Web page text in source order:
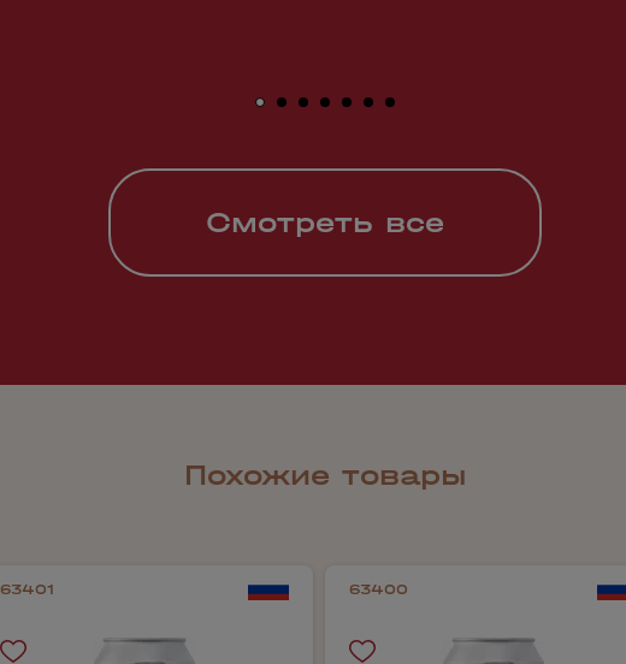
Смотреть все
Похожие товары
63401 63400